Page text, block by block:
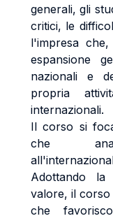
generali, gli
critici, le
l'impresa
espansione
nazionali e
propria
internazionali.
Il corso si
che
Adottando
valore, il
che